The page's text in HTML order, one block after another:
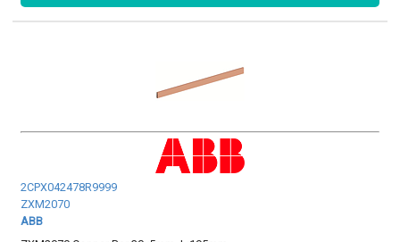
2CPX042478R9999
ZXM2070
ABB